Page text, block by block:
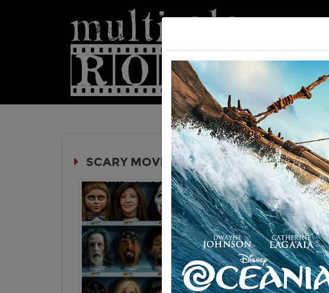
Home | Biglietteria
SCARY MOVIE
Durata: 95 min
Genere:Commedia, Horror
Lingua:Italiano
Regia:Michael Tiddes